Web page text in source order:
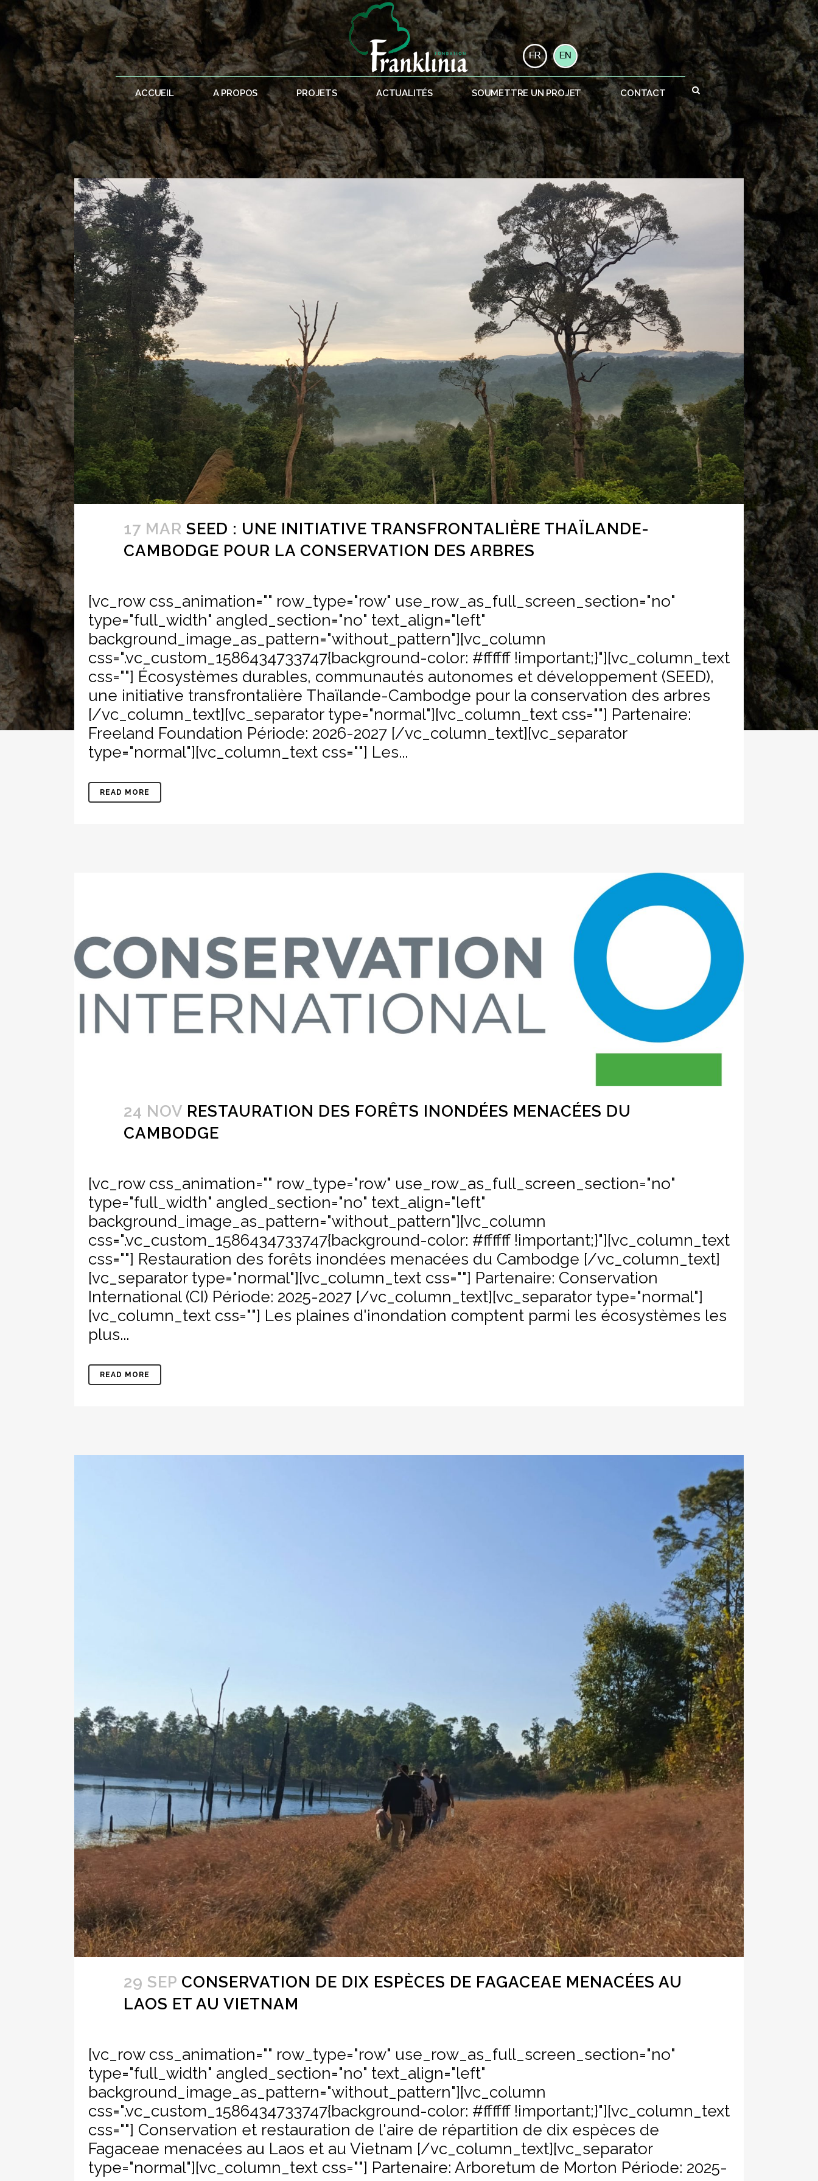
ACCUEIL A PROPOS PROJETS ACTUALITÉS SOUMETTRE UN PROJET CONTACT
17 MAR SEED : UNE INITIATIVE TRANSFRONTALIÈRE THAÏLANDE-
CAMBODGE POUR LA CONSERVATION DES ARBRES
[vc_row css_animation="" row_type="row" use_row_as_full_screen_section="no"
type="full_width" angled_section="no" text_align="left"
background_image_as_pattern="without_pattern"][vc_column
css=".vc_custom_1586434733747{background-color: #ffffff !important;}"][vc_column_text
css=""] Écosystèmes durables, communautés autonomes et développement (SEED),
une initiative transfrontalière Thaïlande-Cambodge pour la conservation des arbres
[/vc_column_text][vc_separator type="normal"][vc_column_text css=""] Partenaire:
Freeland Foundation Période: 2026-2027 [/vc_column_text][vc_separator
type="normal"][vc_column_text css=""] Les...
READ MORE
24 NOV RESTAURATION DES FORÊTS INONDÉES MENACÉES DU
CAMBODGE
[vc_row css_animation="" row_type="row" use_row_as_full_screen_section="no"
type="full_width" angled_section="no" text_align="left"
background_image_as_pattern="without_pattern"][vc_column
css=".vc_custom_1586434733747{background-color: #ffffff !important;}"][vc_column_text
css=""] Restauration des forêts inondées menacées du Cambodge [/vc_column_text]
[vc_separator type="normal"][vc_column_text css=""] Partenaire: Conservation
International (CI) Période: 2025-2027 [/vc_column_text][vc_separator type="normal"]
[vc_column_text css=""] Les plaines d'inondation comptent parmi les écosystèmes les
plus...
READ MORE
29 SEP CONSERVATION DE DIX ESPÈCES DE FAGACEAE MENACÉES AU
LAOS ET AU VIETNAM
[vc_row css_animation="" row_type="row" use_row_as_full_screen_section="no"
type="full_width" angled_section="no" text_align="left"
background_image_as_pattern="without_pattern"][vc_column
css=".vc_custom_1586434733747{background-color: #ffffff !important;}"][vc_column_text
css=""] Conservation et restauration de l'aire de répartition de dix espèces de
Fagaceae menacées au Laos et au Vietnam [/vc_column_text][vc_separator
type="normal"][vc_column_text css=""] Partenaire: Arboretum de Morton Période: 2025-